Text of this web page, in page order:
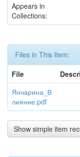
Appears in
Collections:
Files in This Item:
File
Янчарина_В
лияние.pdf
Show simple item